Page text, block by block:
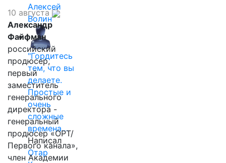
Алексей
Волин
"Гордитесь
тем, что вы
делаете.
Простые и
очень
сложные
времена…
Написал
Отар
10 августа
Александр
Файфман
российский
продюсер,
первый
заместитель
генерального
директора -
генеральный
продюсер «ОРТ/
Первого канала»,
член Академии